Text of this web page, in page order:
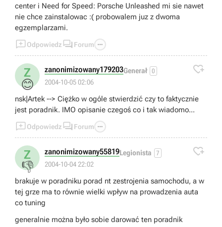
center i Need for Speed: Porsche Unleashed mi sie nawet
nie chce zainstalowac :( probowalem juz z dwoma
egzemplarzami.
Odpowiedz  Forum 
Z
😊
zanonimizowany179203Generał 0
2004-10-05 02:06

nsk|Artek --> Ciężko w ogóle stwierdzić czy to faktycznie
jest poradnik. IMO opisanie czegoś co i tak wiadomo...
Odpowiedz  Forum 
Z
👎
zanonimizowany55819Legionista 7
2004-10-04 22:02

brakuje w poradniku porad nt zestrojenia samochodu, a w
tej grze ma to równie wielki wpływ na prowadzenia auta
co tuning
generalnie można było sobie darować ten poradnik